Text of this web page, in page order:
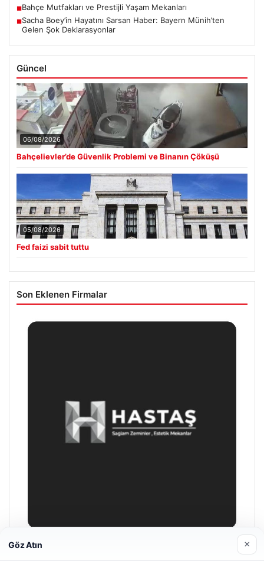
■Bahçe Mutfakları ve Prestijli Yaşam Mekanları
■Sacha Boey’in Hayatını Sarsan Haber: Bayern Münih’ten
Gelen Şok Deklarasyonlar
Güncel
06/08/2026
Bahçelievler’de Güvenlik Problemi ve Binanın Çöküşü
05/08/2026
Fed faizi sabit tuttu
Son Eklenen Firmalar
Göz Atın ×